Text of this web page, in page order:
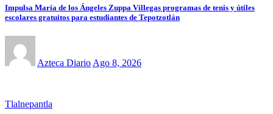
Impulsa María de los Ángeles Zuppa Villegas programas de tenis y útiles
escolares gratuitos para estudiantes de Tepotzotlán
Azteca DiarioAgo 8, 2026
Tlalnepantla